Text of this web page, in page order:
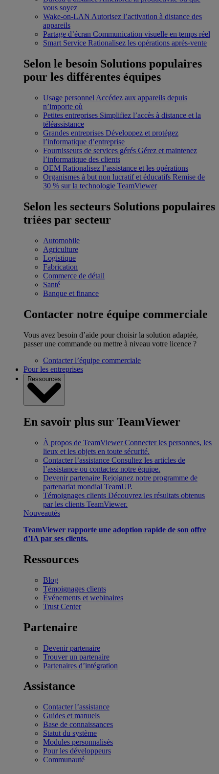
vous soyez
Wake-on-LAN Autorisez l’activation à distance des
appareils
Partage d’écran Communication visuelle en temps réel
Smart Service Rationalisez les opérations après-vente
Selon le besoin Solutions populaires
pour les différentes équipes
Usage personnel Accédez aux appareils depuis
n’importe où
Petites entreprises Simplifiez l’accès à distance et la
téléassistance
Grandes entreprises Développez et protégez
l’informatique d’entreprise
Fournisseurs de services gérés Gérez et maintenez
l’informatique des clients
OEM Rationalisez l’assistance et les opérations
Organismes à but non lucratif et éducatifs Remise de
30 % sur la technologie TeamViewer
Selon les secteurs Solutions populaires
triées par secteur
Automobile
Agriculture
Logistique
Fabrication
Commerce de détail
Santé
Banque et finance
Contacter notre équipe commerciale
Vous avez besoin d’aide pour choisir la solution adaptée,
passer une commande ou mettre à niveau votre licence ?
Contacter l’équipe commerciale
Pour les entreprises
Ressources
En savoir plus sur TeamViewer
À propos de TeamViewer Connecter les personnes, les
lieux et les objets en toute sécurité.
Contacter l’assistance Consultez les articles de
l’assistance ou contactez notre équipe.
Devenir partenaire Rejoignez notre programme de
partenariat mondial TeamUP.
Témoignages clients Découvrez les résultats obtenus
par les clients TeamViewer.
Nouveautés
TeamViewer rapporte une adoption rapide de son offre
d’IA par ses clients.
Ressources
Blog
Témoignages clients
Événements et webinaires
Trust Center
Partenaire
Devenir partenaire
Trouver un partenaire
Partenaires d’intégration
Assistance
Contacter l’assistance
Guides et manuels
Base de connaissances
Statut du système
Modules personnalisés
Pour les développeurs
Communauté